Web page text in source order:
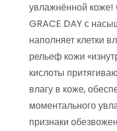
увлажнённой
GRACE DAY с
наполняет клетки
рельеф кожи
кислоты
влагу в коже,
моментального
признаки